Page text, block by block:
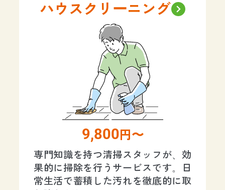
ハウスクリーニング
9,800 円〜
専門知識を持つ清掃スタッフが、効
果的に掃除を行うサービスです。日
常生活で蓄積した汚れを徹底的に取